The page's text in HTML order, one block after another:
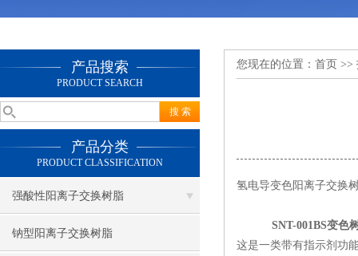
产品搜索
PRODUCT SEARCH
产品分类
PRODUCT CLASSIFICATION
强酸性阳离子交换树脂
钠型阳离子交换树脂
您现在的位置： 首页 >>
氢电导变色阳离子交换
SNT-001BS变色
这是一类带有指示剂功